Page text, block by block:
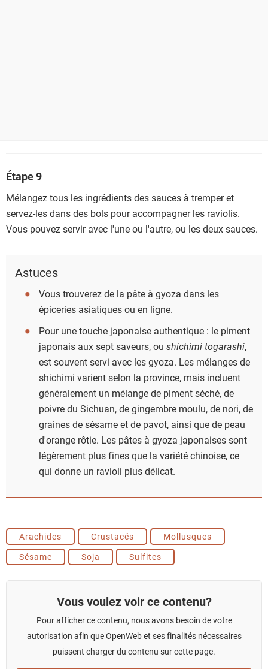
Étape 9
Mélangez tous les ingrédients des sauces à tremper et
servez-les dans des bols pour accompagner les raviolis.
Vous pouvez servir avec l'une ou l'autre, ou les deux sauces.
Astuces
Vous trouverez de la pâte à gyoza dans les
épiceries asiatiques ou en ligne.
Pour une touche japonaise authentique : le piment
japonais aux sept saveurs, ou shichimi togarashi,
est souvent servi avec les gyoza. Les mélanges de
shichimi varient selon la province, mais incluent
généralement un mélange de piment séché, de
poivre du Sichuan, de gingembre moulu, de nori, de
graines de sésame et de pavot, ainsi que de peau
d'orange rôtie. Les pâtes à gyoza japonaises sont
légèrement plus fines que la variété chinoise, ce
qui donne un ravioli plus délicat.
Arachides Crustacés
Mollusques
Sésame
Soja Sulfites
Vous voulez voir ce contenu?
Pour afficher ce contenu, nous avons besoin de votre
autorisation afin que OpenWeb et ses finalités nécessaires
puissent charger du contenu sur cette page.